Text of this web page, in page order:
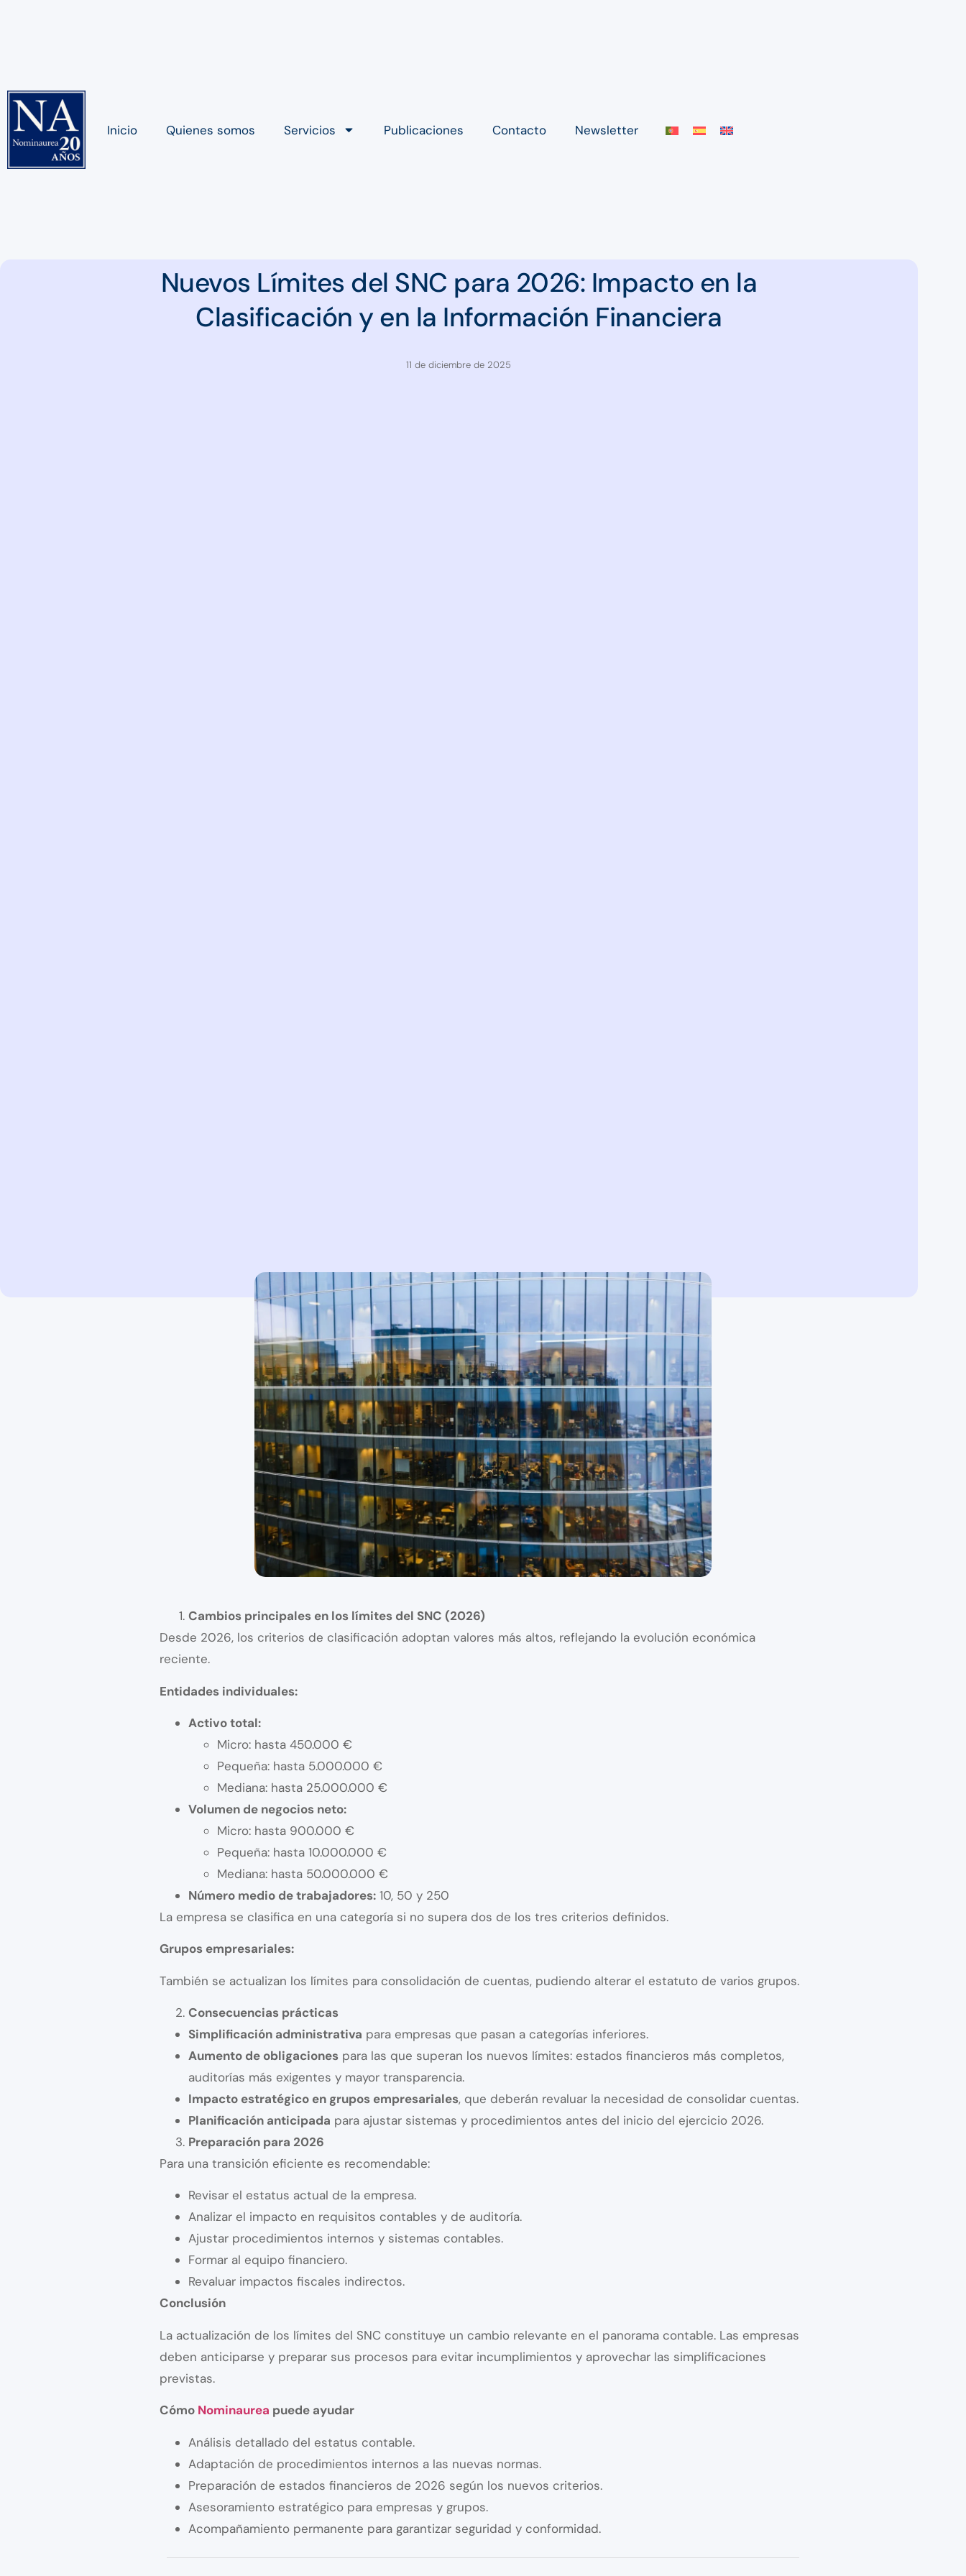
Inicio Quienes somos Servicios Publicaciones Contacto Newsletter
Nuevos Límites del SNC para 2026: Impacto en la
Clasificación y en la Información Financiera
11 de diciembre de 2025
Cambios principales en los límites del SNC (2026)
Desde 2026, los criterios de clasificación adoptan valores más altos, reflejando la evolución económica
reciente.
Entidades individuales:
Activo total:
Micro: hasta 450.000 €
Pequeña: hasta 5.000.000 €
Mediana: hasta 25.000.000 €
Volumen de negocios neto:
Micro: hasta 900.000 €
Pequeña: hasta 10.000.000 €
Mediana: hasta 50.000.000 €
Número medio de trabajadores:10, 50 y 250
La empresa se clasifica en una categoría si no supera dos de los tres criterios definidos.
Grupos empresariales:
También se actualizan los límites para consolidación de cuentas, pudiendo alterar el estatuto de varios grupos.
Consecuencias prácticas
Simplificación administrativa para empresas que pasan a categorías inferiores.
Aumento de obligacionespara las que superan los nuevos límites: estados financieros más completos,
auditorías más exigentes y mayor transparencia.
Impacto estratégico en grupos empresariales, que deberán revaluar la necesidad de consolidar cuentas.
Planificación anticipada para ajustar sistemas y procedimientos antes del inicio del ejercicio 2026.
Preparación para 2026
Para una transición eficiente es recomendable:
Revisar el estatus actual de la empresa.
Analizar el impacto en requisitos contables y de auditoría.
Ajustar procedimientos internos y sistemas contables.
Formar al equipo financiero.
Revaluar impactos fiscales indirectos.
Conclusión
La actualización de los límites del SNC constituye un cambio relevante en el panorama contable. Las empresas
deben anticiparse y preparar sus procesos para evitar incumplimientos y aprovechar las simplificaciones
previstas.
Cómo Nominaurea puede ayudar
Análisis detallado del estatus contable.
Adaptación de procedimientos internos a las nuevas normas.
Preparación de estados financieros de 2026 según los nuevos criterios.
Asesoramiento estratégico para empresas y grupos.
Acompañamiento permanente para garantizar seguridad y conformidad.